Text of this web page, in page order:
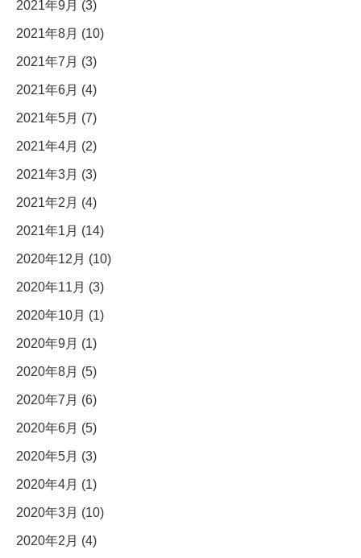
2021年9月 (3)
2021年8月 (10)
2021年7月 (3)
2021年6月 (4)
2021年5月 (7)
2021年4月 (2)
2021年3月 (3)
2021年2月 (4)
2021年1月 (14)
2020年12月 (10)
2020年11月 (3)
2020年10月 (1)
2020年9月 (1)
2020年8月 (5)
2020年7月 (6)
2020年6月 (5)
2020年5月 (3)
2020年4月 (1)
2020年3月 (10)
2020年2月 (4)